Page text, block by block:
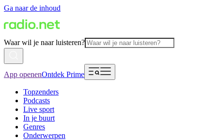
Ga naar de inhoud
Waar wil je naar luisteren?
App openenOntdek Prime
Topzenders
Podcasts
Live sport
In je buurt
Genres
Onderwerpen